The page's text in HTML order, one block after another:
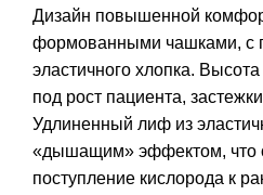
Дизайн повышенной
формованными чашками, с
эластичного хлопка.
под рост пациента,
Удлиненный лиф из
«дышащим» эффектом, что
поступление кислорода к